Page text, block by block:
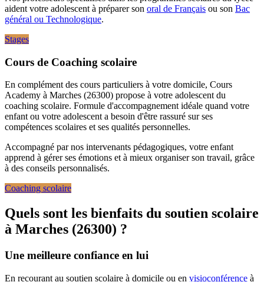
aident votre adolescent à préparer son oral de Français ou son Bac
général ou Technologique.
Stages
Cours de Coaching scolaire
En complément des cours particuliers à votre domicile, Cours
Academy à Marches (26300) propose à votre adolescent du
coaching scolaire. Formule d'accompagnement idéale quand votre
enfant ou votre adolescent a besoin d'être rassuré sur ses
compétences scolaires et ses qualités personnelles.
Accompagné par nos intervenants pédagogiques, votre enfant
apprend à gérer ses émotions et à mieux organiser son travail, grâce
à des conseils personnalisés.
Coaching scolaire
Quels sont les bienfaits du soutien scolaire
à Marches (26300) ?
Une meilleure confiance en lui
En recourant au soutien scolaire à domicile ou en visioconférence à